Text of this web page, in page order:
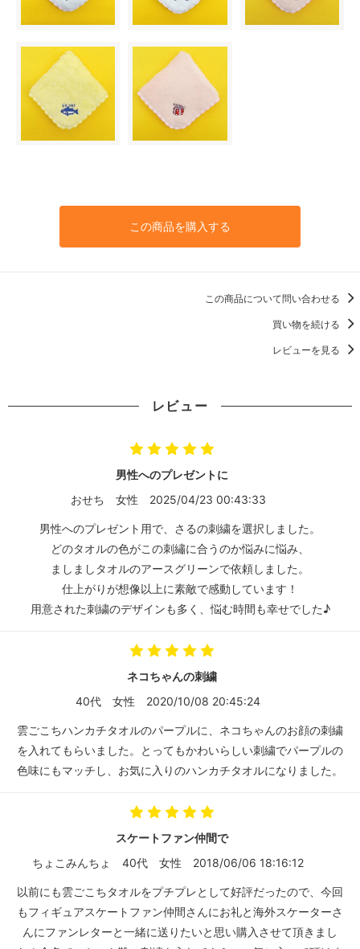
この商品を購入する
この商品について問い合わせる
買い物を続ける
レビューを見る
レビュー
男性へのプレゼントに
おせち
女性 2025/04/23 00:43:33
男性へのプレゼント用で、さるの刺繍を選択しました。
どのタオルの色がこの刺繡に合うのか悩みに悩み、
ましましタオルのアースグリーンで依頼しました。
仕上がりが想像以上に素敵で感動しています！
用意された刺繍のデザインも多く、悩む時間も幸せでした♪
ネコちゃんの刺繍
40代
女性 2020/10/08 20:45:24
雲ごこちハンカチタオルのパープルに、ネコちゃんのお顔の刺繍
を入れてもらいました。とってもかわいらしい刺繍でパープルの
色味にもマッチし、お気に入りのハンカチタオルになりました。
スケートファン仲間で
ちょこみんちょ
40代 女性 2018/06/06 18:16:12
以前にも雲ごこちタオルをプチプレとして好評だったので、今回
もフィギュアスケートファン仲間さんにお礼と海外スケーターさ
んにファンレターと一緒に送りたいと思い購入させて頂きまし